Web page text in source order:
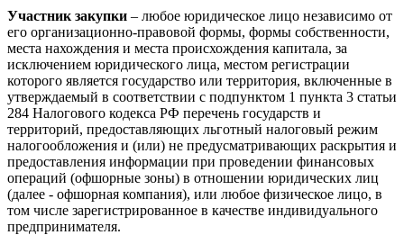
Участник закупки – любое юридическое лицо независимо от
его организационно-правовой формы, формы собственности,
места нахождения и места происхождения капитала, за
исключением юридического лица, местом регистрации
которого является государство или территория, включенные в
утверждаемый в соответствии с подпунктом 1 пункта 3 статьи
284 Налогового кодекса РФ перечень государств и
территорий, предоставляющих льготный налоговый режим
налогообложения и (или) не предусматривающих раскрытия и
предоставления информации при проведении финансовых
операций (офшорные зоны) в отношении юридических лиц
(далее - офшорная компания), или любое физическое лицо, в
том числе зарегистрированное в качестве индивидуального
предпринимателя.